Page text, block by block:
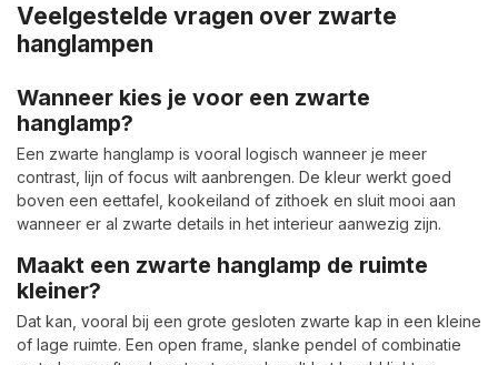
Veelgestelde vragen over zwarte
hanglampen
Wanneer kies je voor een zwarte
hanglamp?
Een zwarte hanglamp is vooral logisch wanneer je meer
contrast, lijn of focus wilt aanbrengen. De kleur werkt goed
boven een eettafel, kookeiland of zithoek en sluit mooi aan
wanneer er al zwarte details in het interieur aanwezig zijn.
Maakt een zwarte hanglamp de ruimte
kleiner?
Dat kan, vooral bij een grote gesloten zwarte kap in een kleine
of lage ruimte. Een open frame, slanke pendel of combinatie